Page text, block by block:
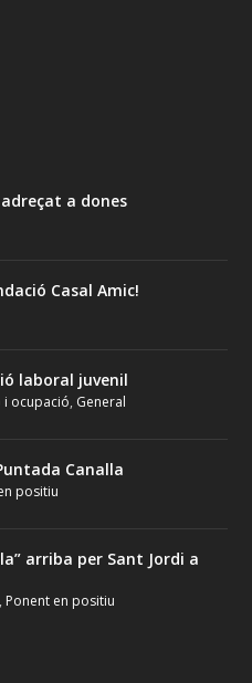
a dones
Casal Amic!
laboral juvenil
i ocupació, General
Canalla
positiu
arriba per Sant Jordi a
, Ponent en positiu